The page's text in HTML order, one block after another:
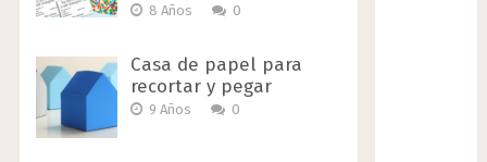
8 Años 0
Casa de papel para
recortar y pegar
9 Años 0